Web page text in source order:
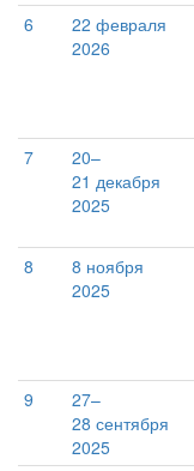
6
22 февраля
2026
7
20–
21 декабря
2025
8
8 ноября
2025
9
27–
28 сентября
2025